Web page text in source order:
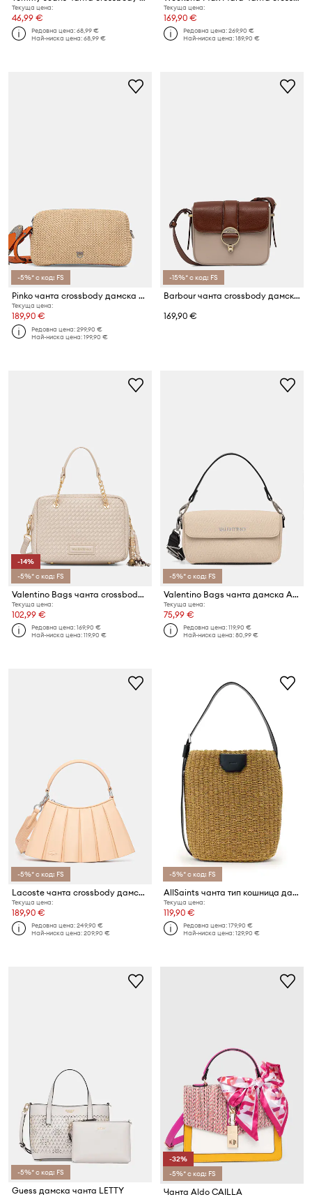
Текуща цена:
46,99 €
Редовна цена:68,99 €
Най-ниска цена:68,99 €
Текуща цена:
169,90 €
Редовна цена:269,90 €
Най-ниска цена:189,90 €
-5%* с код: FS
Pinko чанта crossbody дамска от сплетена материя
Текуща цена:
189,90 €
Редовна цена:299,90 €
Най-ниска цена:199,90 €
-15%* с код: FS
Barbour чанта crossbody дамска от кожа Rosa
169,90 €
-14%
-5%* с код: FS
Valentino Bags чанта crossbody дамска от имитация на кожа GEA
Текуща цена:
102,99 €
Редовна цена:169,90 €
Най-ниска цена:119,90 €
-5%* с код: FS
Valentino Bags чанта дамска ALEXIA SUMMER
Текуща цена:
75,99 €
Редовна цена:119,90 €
Най-ниска цена:80,99 €
-5%* с код: FS
Lacoste чанта crossbody дамска
Текуща цена:
189,90 €
Редовна цена:249,90 €
Най-ниска цена:209,90 €
-5%* с код: FS
AllSaints чанта тип кошница дамска ALBA
Текуща цена:
119,90 €
Редовна цена:179,90 €
Най-ниска цена:129,90 €
-5%* с код: FS
Guess дамска чанта LETTY
-32%
-5%* с код: FS
Чанта Aldo CAILLA